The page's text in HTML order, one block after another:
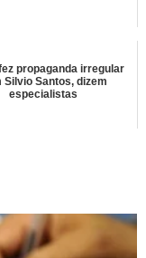
propaganda irregular
Silvio Santos, dizem
especialistas